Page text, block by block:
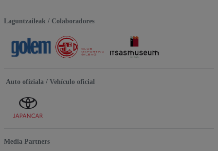
Laguntzaileak / Colaboradores
Auto ofiziala / Vehículo oficial
Media Partners